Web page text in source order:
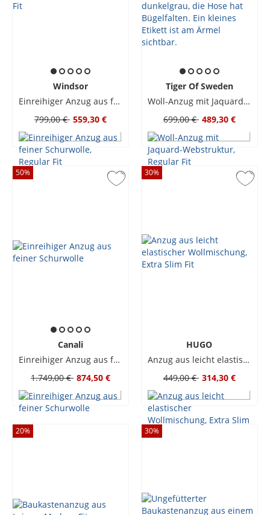
Windsor
Einreihiger Anzug aus feiner Schurwolle, Regular Fit
799,00 € 559,30 €
Tiger Of Sweden
Woll-Anzug mit Jaquard-Webstruktur, Regular Fit
699,00 € 489,30 €
50%
Canali
Einreihiger Anzug aus feiner Schurwolle
1.749,00 € 874,50 €
30%
HUGO
Anzug aus leicht elastischer Wollmischung, Extra Slim Fit
449,00 € 314,30 €
20% 30%